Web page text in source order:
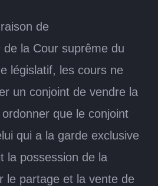
de
de la Cour suprême du
législatif, les cours ne
un conjoint de vendre la
que le conjoint
qui a la garde exclusive
la possession de la
le partage et la vente de